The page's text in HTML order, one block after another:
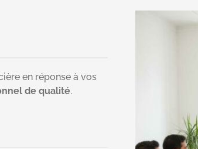
en réponse à vos
de qualité.